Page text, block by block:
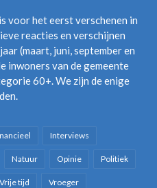
voor het eerst verschenen in
reacties en verschijnen
(maart, juni, september en
inwoners van de gemeente
60+. We zijn de enige
Interviews
Natuur Opinie Politiek
Vrije tijd Vroeger